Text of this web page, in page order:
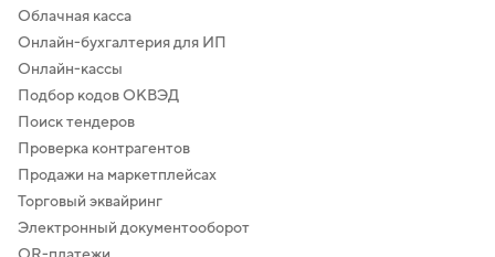
Облачная касса
Онлайн-бухгалтерия для ИП
Онлайн-кассы
Подбор кодов ОКВЭД
Поиск тендеров
Проверка контрагентов
Продажи на маркетплейсах
Торговый эквайринг
Электронный документооборот